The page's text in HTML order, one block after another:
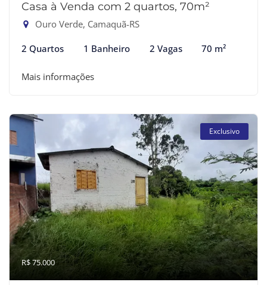
Casa à Venda com 2 quartos, 70m²
Ouro Verde, Camaquã-RS
2 Quartos 1 Banheiro 2 Vagas 70 m²
Mais informações
Exclusivo
R$ 75.000